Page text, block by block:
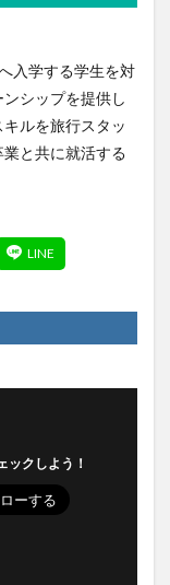
入学する学生を対
シップを提供し
ルを旅行スタッ
と共に就活する
ックしよう！